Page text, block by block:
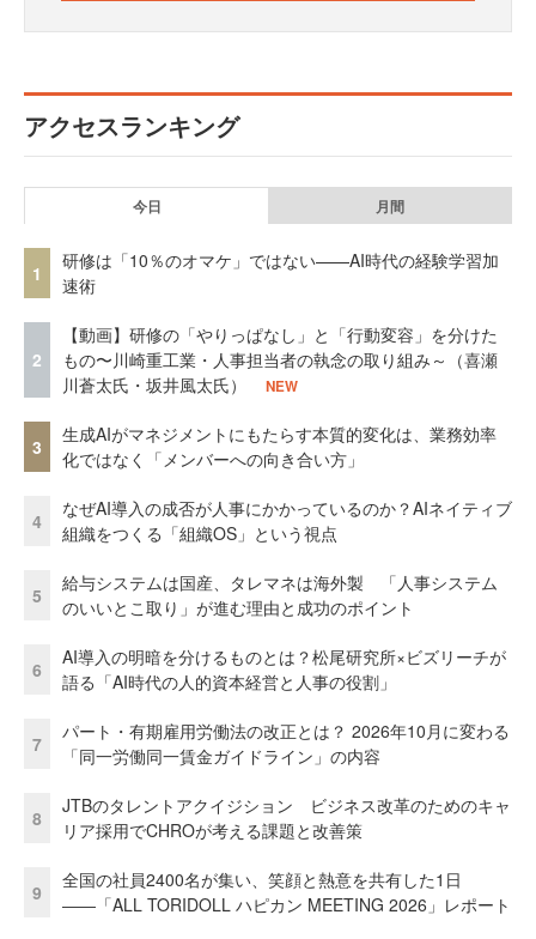
アクセスランキング
今日 月間
1
研修は「10％のオマケ」ではない——AI時代の経験学習加
速術
2
【動画】研修の「やりっぱなし」と「行動変容」を分けた
もの〜川崎重工業・人事担当者の執念の取り組み～（喜瀬
川蒼太氏・坂井風太氏）
NEW
3
生成AIがマネジメントにもたらす本質的変化は、業務効率
化ではなく「メンバーへの向き合い方」
4
なぜAI導入の成否が人事にかかっているのか？AIネイティブ
組織をつくる「組織OS」という視点
5
給与システムは国産、タレマネは海外製 「人事システム
のいいとこ取り」が進む理由と成功のポイント
6
AI導入の明暗を分けるものとは？松尾研究所×ビズリーチが
語る「AI時代の人的資本経営と人事の役割」
7
パート・有期雇用労働法の改正とは？ 2026年10月に変わる
「同一労働同一賃金ガイドライン」の内容
8
JTBのタレントアクイジション ビジネス改革のためのキャ
リア採用でCHROが考える課題と改善策
9
全国の社員2400名が集い、笑顔と熱意を共有した1日
――「ALL TORIDOLL ハピカン MEETING 2026」レポート